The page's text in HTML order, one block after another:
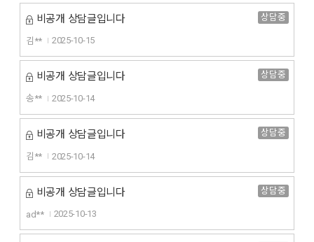
비공개 상담글입니다 상담중
김** 2025-10-15
비공개 상담글입니다 상담중
송** 2025-10-14
비공개 상담글입니다 상담중
김** 2025-10-14
비공개 상담글입니다 상담중
ad** 2025-10-13